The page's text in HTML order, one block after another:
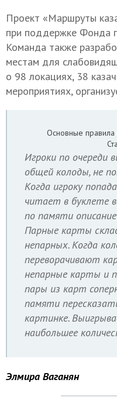
Проект «Маршруты
при поддержке Фонда
Команда также
местам для
о 98 локациях, 38
мероприятиях,
Основные
Игроки по
общей колоды, не
Когда игроку
читает в буклете
по памяти
Парные карты
непарных. Когда
переворачивают
непарные карты и
пары из карт
памяти
картинке.
наибольшее
Элмира Ваганян